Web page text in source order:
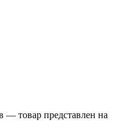
— товар представлен на